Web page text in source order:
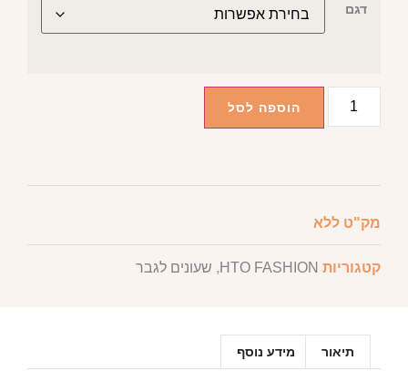
דגם
הוספה לסל
מק"ט ללא
קטגוריות HTO FASHION
, שעונים לגבר
תיאור מידע נוסף